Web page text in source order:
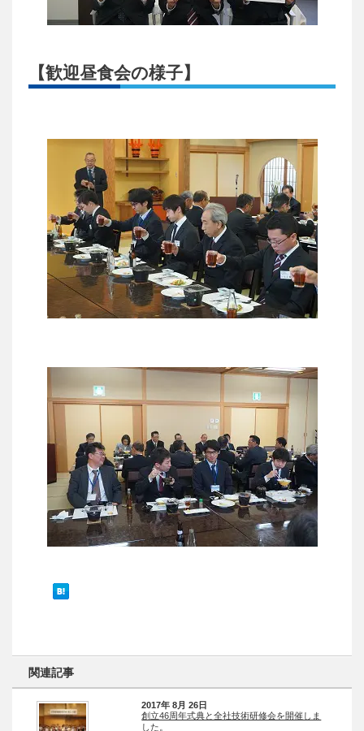
【歓迎昼食会の様子】
関連記事
2017年 8月 26日
創立46周年式典と全社技術研修会を開催しま
した。